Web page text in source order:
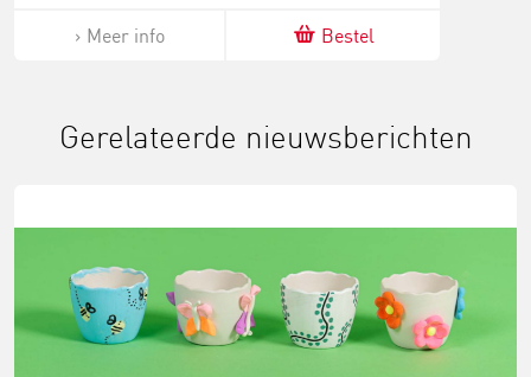
Meer info Bestel
Gerelateerde nieuwsberichten